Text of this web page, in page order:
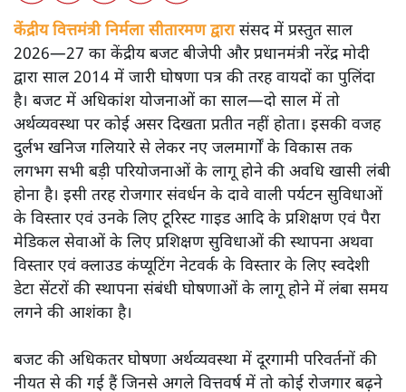
केंद्रीय वित्तमंत्री निर्मला सीतारमण द्वारासंसद में प्रस्तुत साल
2026—27 का केंद्रीय बजट बीजेपी और प्रधानमंत्री नरेंद्र मोदी
द्वारा साल 2014 में जारी घोषणा पत्र की तरह वायदों का पुलिंदा
है। बजट में अधिकांश योजनाओं का साल—दो साल में तो
अर्थव्यवस्था पर कोई असर दिखता प्रतीत नहीं होता। इसकी वजह
दुर्लभ खनिज गलियारे से लेकर नए जलमार्गों के विकास तक
लगभग सभी बड़ी परियोजनाओं के लागू होने की अवधि खासी लंबी
होना है। इसी तरह रोजगार संवर्धन के दावे वाली पर्यटन सुविधाओं
के विस्तार एवं उनके लिए टूरिस्ट गाइड आदि के प्रशिक्षण एवं पैरा
मेडिकल सेवाओं के लिए प्रशिक्षण सुविधाओं की स्थापना अथवा
विस्तार एवं क्लाउड कंप्यूटिंग नेटवर्क के विस्तार के लिए स्वदेशी
डेटा सेंटरों की स्थापना संबंधी घोषणाओं के लागू होने में लंबा समय
लगने की आशंका है।
बजट की अधिकतर घोषणा अर्थव्यवस्था में दूरगामी परिवर्तनों की
नीयत से की गई हैं जिनसे अगले वित्तवर्ष में तो कोई रोजगार बढ़ने